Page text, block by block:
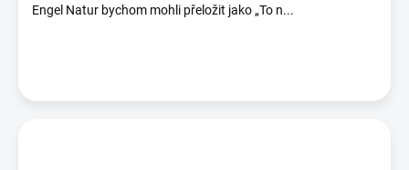
Engel Natur bychom mohli přeložit jako „To n...